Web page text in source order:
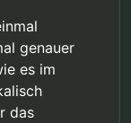
genauer
es im
das